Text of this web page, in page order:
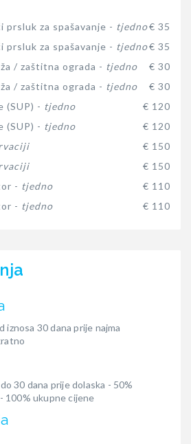
prsluk za spašavanje - tjedno€ 35
prsluk za spašavanje - tjedno€ 35
/ zaštitna ograda - tjedno
€ 30
/ zaštitna ograda - tjedno
€ 30
(SUP) - tjedno
€ 120
(SUP) - tjedno
€ 120
€ 150
€ 150
- tjedno
€ 110
- tjedno € 110
iznosa 30 dana prije najma
30 dana prije dolaska - 50%
100% ukupne cijene